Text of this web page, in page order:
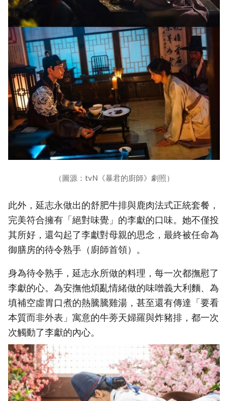
（圖源：tvN《暴君的廚師》劇照）
此外，延志永做出的舒肥牛排與鹿肉法式正統套餐，
完美符合擁有「絕對味覺」的李獻的口味。她不僅投
其所好，還勾起了李獻對母親的思念，最終被任命為
御膳房的待令熟手（廚師首領）。
身為待令熟手，延志永所做的料理，每一次都撫慰了
李獻的心。為安撫他煩亂情緒做的味噌義大利麵、為
填補空虛胃口煮的熱騰騰雞湯，甚至還有傳達「要看
本質而非外表」寓意的牛蒡天婦羅與炸豬排，都一次
次觸動了李獻的內心。